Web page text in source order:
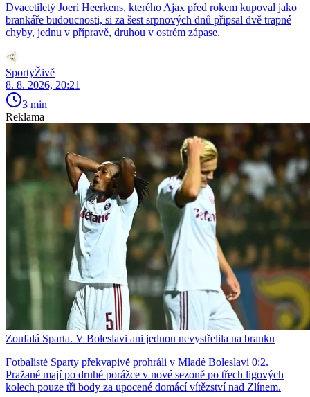
Dvacetiletý Joeri Heerkens, kterého Ajax před rokem kupoval jako
brankáře budoucnosti, si za šest srpnových dnů připsal dvě trapné
chyby, jednu v přípravě, druhou v ostrém zápase.
SportyŽivě
8. 8. 2026, 20:21
3 min
Reklama
Zoufalá Sparta. V Boleslavi ani jednou nevystřelila na branku
Fotbalisté Sparty překvapivě prohráli v Mladé Boleslavi 0:2.
Pražané mají po druhé porážce v nové sezoně po třech ligových
kolech pouze tři body za upocené domácí vítězství nad Zlínem.